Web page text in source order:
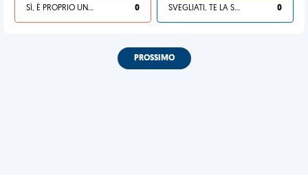
SÌ, È PROPRIO UNA VDM! 0 SVEGLIATI, TE LA SEI CERCATA! 0
PROSSIMO